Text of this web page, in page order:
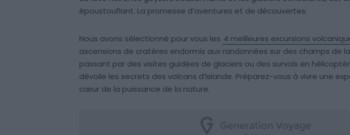
époustouflant. La promesse d’aventures et de découvertes.
Nous avons sélectionné pour vous les 4 meilleures excursions
ascensions de cratères endormis aux randonnées sur des champs de
passant par des visites guidées de glaciers ou des survols en
dévoile les secrets des volcans d’Islande. Préparez-vous à vivre une
cœur de la puissance de la nature.